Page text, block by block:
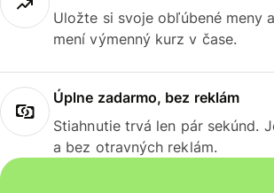
Uložte si svoje obľúbené meny
mení výmenný kurz v čase.
Úplne zadarmo, bez reklám
Stiahnutie trvá len pár sekúnd.
a bez otravných reklám.